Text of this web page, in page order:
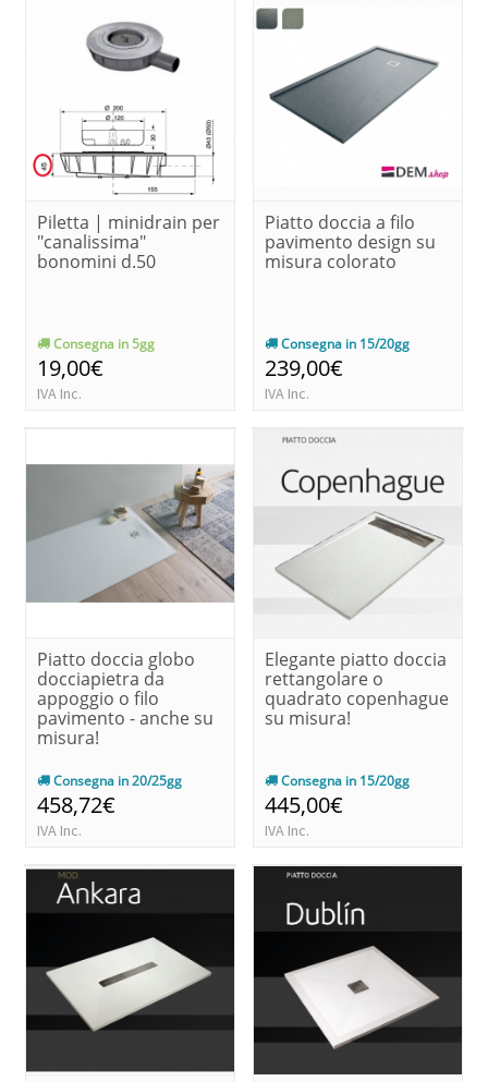
Piletta | minidrain per
"canalissima"
bonomini d.50
Consegna in 5gg
19,00€
IVA Inc.
Piatto doccia a filo
pavimento design su
misura colorato
Consegna in 15/20gg
239,00€
IVA Inc.
Piatto doccia globo
docciapietra da
appoggio o filo
pavimento - anche su
misura!
Consegna in 20/25gg
458,72€
IVA Inc.
Elegante piatto doccia
rettangolare o
quadrato copenhague
su misura!
Consegna in 15/20gg
445,00€
IVA Inc.